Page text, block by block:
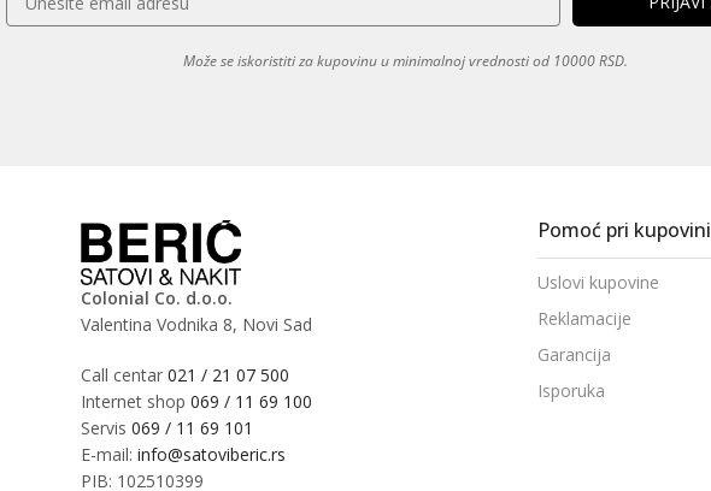
Može se iskoristiti za kupovinu u minimalnoj vrednosti od 10000 RSD.
Colonial Co. d.o.o.
Valentina Vodnika 8, Novi Sad
Call centar021 / 21 07 500
Internet shop069 / 11 69 100
Servis069 / 11 69 101
E-mail:info@satoviberic.rs
PIB: 102510399
Pomoć pri kupovini
Uslovi kupovine
Reklamacije
Garancija
Isporuka